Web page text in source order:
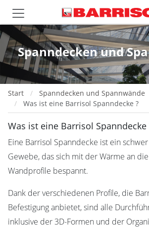
Spanndecken und
Start
Spanndecken und Spannwände
Was ist eine Barrisol Spanndecke ?
Was ist eine Barrisol Spanndecke
Eine Barrisol Spanndecke ist ein
Gewebe, das sich mit der Wärme an
Wandprofile bespannt.
Dank der verschiedenen Profile, die
Befestigung anbietet, sind alle
inklusive der 3D-Formen und der